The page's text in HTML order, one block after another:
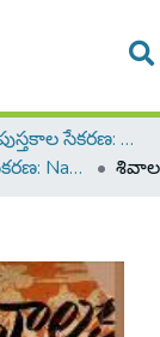
Resources
Statistics
All of DSpace
నార్ల వ్యక్తిగత పుస్తకాల సేకరణ: Narla Personal Collection of Books
నార్ల తెలుగు పుస్తక సేకరణ: Narla Telugu Book Collection